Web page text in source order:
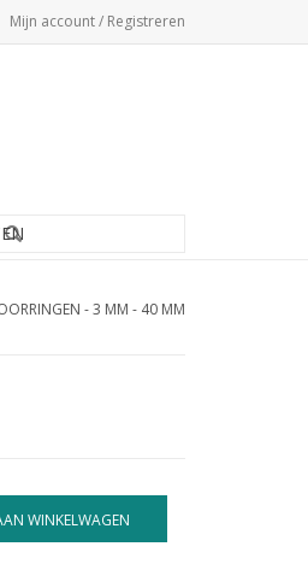
Mijn account / Registreren
- 3 MM - 40 MM
WINKELWAGEN